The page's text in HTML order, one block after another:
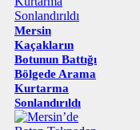
Mersin
Kaçakların
Botunun Battığı
Bölgede Arama
Kurtarma
Sonlandırıldı